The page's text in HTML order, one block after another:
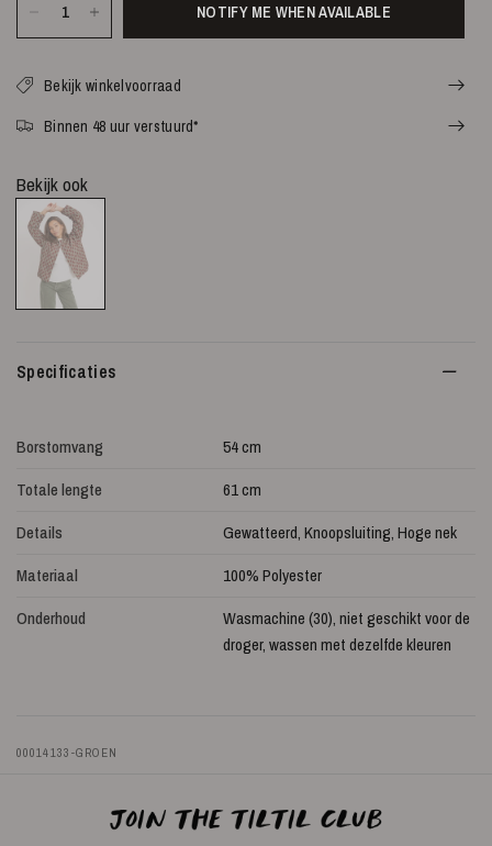
NOTIFY ME WHEN AVAILABLE
Bekijk winkelvoorraad
Binnen 48 uur verstuurd*
Bekijk ook
Specificaties
Borstomvang
54 cm
Totale lengte
61 cm
Details
Gewatteerd, Knoopsluiting, Hoge nek
Materiaal
100% Polyester
Onderhoud
Wasmachine (30), niet geschikt voor de
droger, wassen met dezelfde kleuren
00014133-GROEN